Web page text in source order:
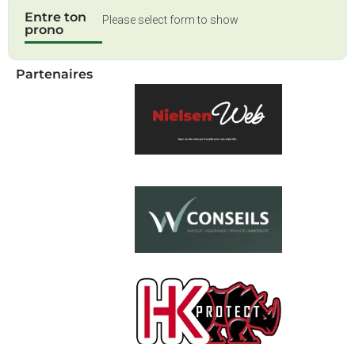
Entre ton
prono
Please select form to show
Partenaires